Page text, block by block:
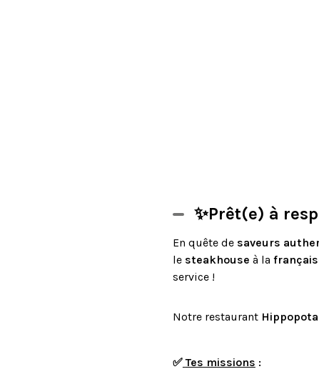
✨Prêt(e) à
En quête de saveurs
le steakhouse à la
service !
Notre restaurant
✅ Tes missions :